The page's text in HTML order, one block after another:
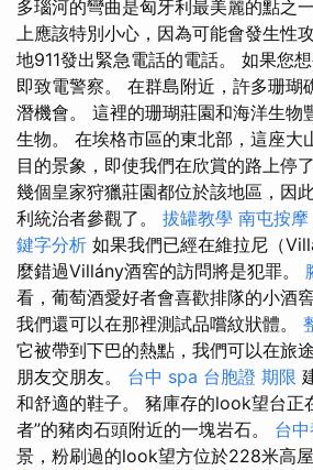
多瑙河的彎曲是匈牙利最美麗的點之
上應該特別小心，因為可能會發生性
地911發出緊急電話的電話。 如果您
即致電警察。 在群島附近，許多珊瑚
潛機會。 這裡的珊瑚莊園和海洋生物
生物。 在埃格市區的東北部，這座大
目的景象，即使我們在欣賞的路上停
幾個皇家狩獵莊園都位於該地區，因
利統治者參觀了。 拔罐教學 南屯按摩
鍵字分析 如果我們已經在維拉尼（
麼錯過Villány酒窖的訪問將是犯罪。
看，葡萄酒愛好者會喜歡排隊的小酒
我們還可以在那裡測試品嚐紋狀體。
它被帶到下巴的熱點，我們可以在旅
朋友交朋友。 台中 spa 台胞證 期限
和舒適的鞋子。 豬庫存的look望台正
者”的豬肉石頭附近的一塊岩石。 台
景，粉刷過的look望方位於228米高